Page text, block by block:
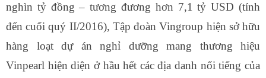
nghìn tỷ đồng – tương đương hơn 7,1 tỷ USD (tính
đến cuối quý II/2016), Tập đoàn Vingroup hiện sở hữu
hàng loạt dự án nghỉ dưỡng mang thương hiệu
Vinpearl hiện diện ở hầu hết các địa danh nổi tiếng của